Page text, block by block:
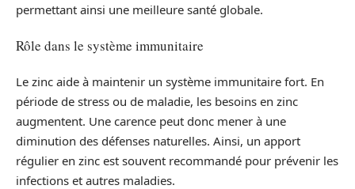
permettant ainsi une meilleure santé globale.
Rôle dans le système immunitaire
Le zinc aide à maintenir un système immunitaire fort. En
période de stress ou de maladie, les besoins en zinc
augmentent. Une carence peut donc mener à une
diminution des défenses naturelles. Ainsi, un apport
régulier en zinc est souvent recommandé pour prévenir les
infections et autres maladies.